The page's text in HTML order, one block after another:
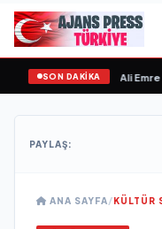
SON DAKİKA
“ yayımlandı• Ali Emre
PAYLAŞ:
ANA SAYFA/KÜLTÜR